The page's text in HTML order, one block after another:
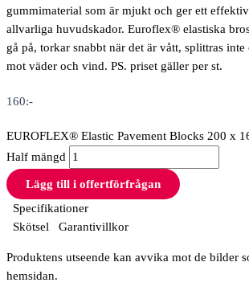
gummimaterial som är mjukt och ger ett
allvarliga huvudskador. Euroflex® elastiska
gå på, torkar snabbt när det är vått, splittras
mot väder och vind. PS. priset gäller per st.
160:-
EUROFLEX® Elastic Pavement Blocks 200 x
Half mängd
Lägg till i offertförfrågan
Specifikationer
Skötsel
Garantivillkor
Produktens utseende kan avvika mot de bilder
hemsidan.